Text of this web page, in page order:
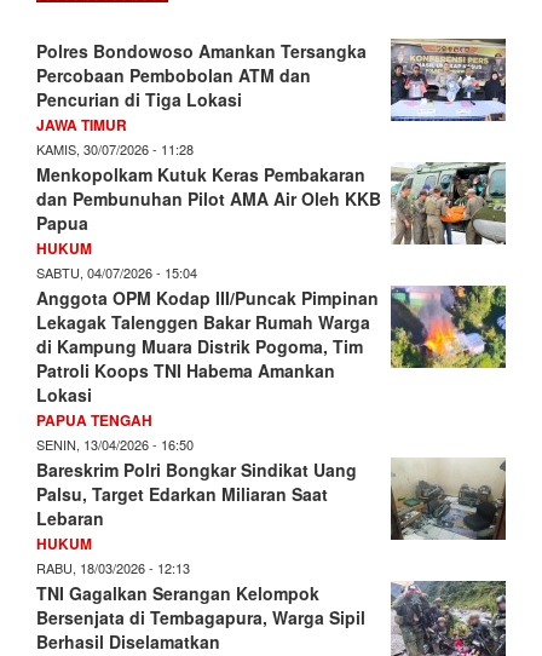
Polres Bondowoso Amankan Tersangka
Percobaan Pembobolan ATM dan
Pencurian di Tiga Lokasi
JAWA TIMUR
KAMIS, 30/07/2026 - 11:28
Menkopolkam Kutuk Keras Pembakaran
dan Pembunuhan Pilot AMA Air Oleh KKB
Papua
HUKUM
SABTU, 04/07/2026 - 15:04
Anggota OPM Kodap III/Puncak Pimpinan
Lekagak Talenggen Bakar Rumah Warga
di Kampung Muara Distrik Pogoma, Tim
Patroli Koops TNI Habema Amankan
Lokasi
PAPUA TENGAH
SENIN, 13/04/2026 - 16:50
Bareskrim Polri Bongkar Sindikat Uang
Palsu, Target Edarkan Miliaran Saat
Lebaran
HUKUM
RABU, 18/03/2026 - 12:13
TNI Gagalkan Serangan Kelompok
Bersenjata di Tembagapura, Warga Sipil
Berhasil Diselamatkan